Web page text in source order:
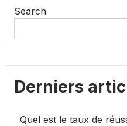
Search
Derniers
Quel est le taux de